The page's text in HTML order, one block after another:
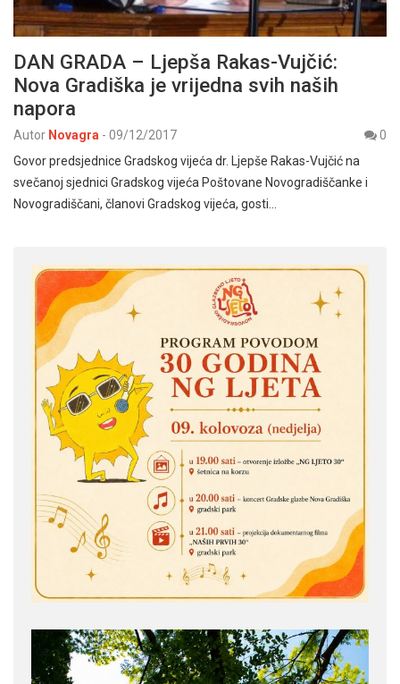
DAN GRADA – Ljepša Rakas-Vujčić:
Nova Gradiška je vrijedna svih naših
napora
Autor Novagra - 09/12/2017
0
Govor predsjednice Gradskog vijeća dr. Ljepše Rakas-Vujčić na
svečanoj sjednici Gradskog vijeća Poštovane Novogradiščanke i
Novogradiščani, članovi Gradskog vijeća, gosti…